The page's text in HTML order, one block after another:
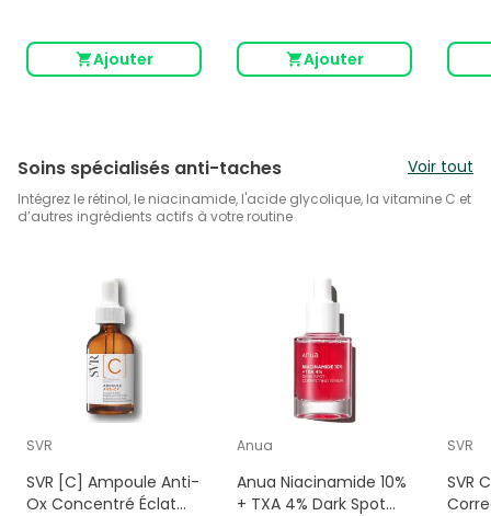
Ajouter Ajouter
Soins spécialisés anti-taches Voir tout
Intégrez le rétinol, le niacinamide, l'acide glycolique, la vitamine C et
d’autres ingrédients actifs à votre routine
SVR
SVR [C] Ampoule Anti-
Ox Concentré Éclat
Anua
Anua Niacinamide 10%
+ TXA 4% Dark Spot
SVR
SVR